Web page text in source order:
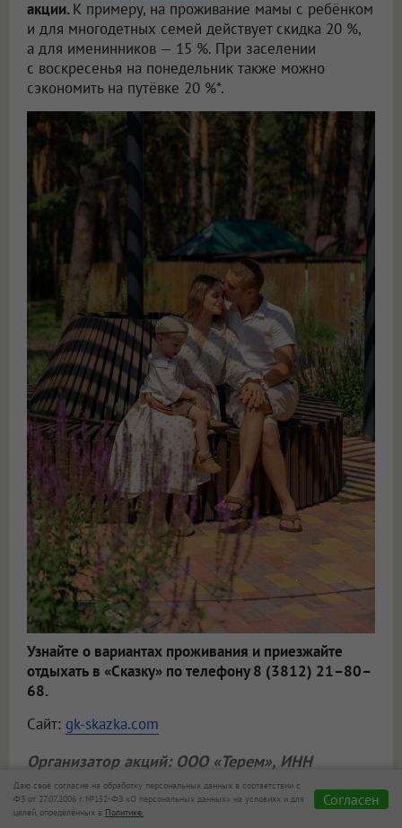
акции. К примеру, на проживание мамы с ребёнком
и для многодетных семей действует скидка 20 %,
а для именинников — 15 %. При заселении
с воскресенья на понедельник также можно
сэкономить на путёвке 20 %*.
Узнайте о вариантах проживания и приезжайте
отдыхать в «Сказку» по телефону 8 (3812) 21–80–
68.
Сайт: gk-skazka.com
Организатор акций: ООО «Терем», ИНН
5528055166. Акции бессрочные. Подробнее
о правилах и порядке проведения розыгрыша,
Даю своё согласие на обработку персональных данных в соответствии с
ФЗ от 27.07.2006 г. №152-ФЗ «О персональных данных» на условиях и для
целей, определённых в Политике.
Согласен